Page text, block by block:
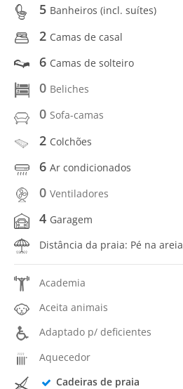
5 Banheiros (incl. suítes)
2 Camas de casal
6 Camas de solteiro
0 Beliches
0 Sofa-camas
2 Colchões
6 Ar condicionados
0 Ventiladores
4 Garagem
Distância da praia: Pé na areia
Academia
Aceita animais
Adaptado p/ deficientes
Aquecedor
Cadeiras de praia